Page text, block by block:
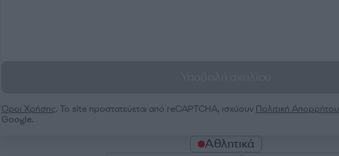
Όροι Χρήσης. Το site προστατεύεται από reCAPTCHA, ισχύουν Πολιτική Απορρήτου
Google.
Αθλητικά